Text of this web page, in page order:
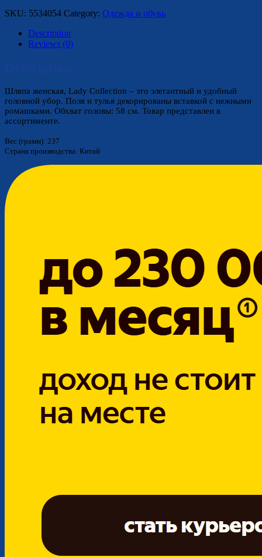
SKU: 5534054 Category: Одежда и обувь
Description
Reviews (0)
Шляпа женская, Lady Collection – это элегантный и удобный
головной убор. Поля и тулья декорированы вставкой с нежными
ромашками. Обхват головы: 58 см. Товар представлен в
ассортименте.
Вес (грамм): 237
Страна производства: Китай